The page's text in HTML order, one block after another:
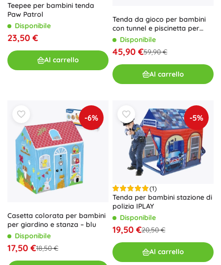
Teepee per bambini tenda
Paw Patrol
Disponibile
23,50 €
Al carrello
Tenda da gioco per bambini
con tunnel e piscinetta per
palline IPLAY, 100 palline
Disponibile
45,90 €59,90 €
Al carrello
-6%
Casetta colorata per bambini
per giardino e stanza – blu
Disponibile
17,50 €18,50 €
-5%
(1)
Tenda per bambini stazione di
polizia IPLAY
Disponibile
19,50 €20,50 €
Al carrello